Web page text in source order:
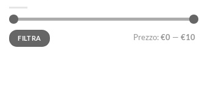
Prezzo
Min
Prezzo
MaxFILTRA Prezzo:€0 — €10